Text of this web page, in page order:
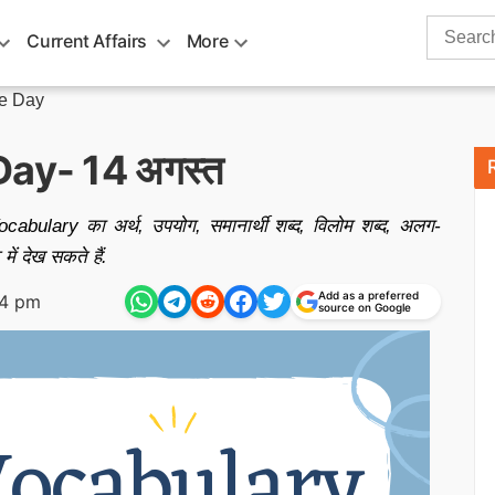
Current Affairs More
Search
Day
14 अगस्त
का अर्थ, उपयोग, समानार्थी शब्द, विलोम शब्द, अलग-
में देख सकते हैं.
pm
Add as a preferred
source on Google